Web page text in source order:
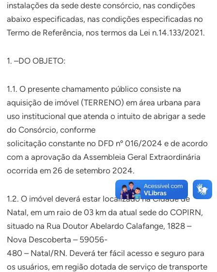
instalações da sede deste consórcio, nas condições
abaixo especificadas, nas condições especificadas no
Termo de Referência, nos termos da Lei n.14.133/2021.
1. –DO OBJETO:
1.1. O presente chamamento público consiste na
aquisição de imóvel (TERRENO) em área urbana para
uso institucional que atenda o intuito de abrigar a sede
do Consórcio, conforme
solicitação constante no DFD nº 016/2024 e de acordo
com a aprovação da Assembleia Geral Extraordinária
ocorrida em 26 de setembro 2024.
1.2. O imóvel deverá estar localizado na Cidade de
Natal, em um raio de 03 km da atual sede do COPIRN,
situado na Rua Doutor Abelardo Calafange, 1828 –
Nova Descoberta – 59056-
480 – Natal/RN. Deverá ter fácil acesso e seguro para
os usuários, em região dotada de serviço de transporte